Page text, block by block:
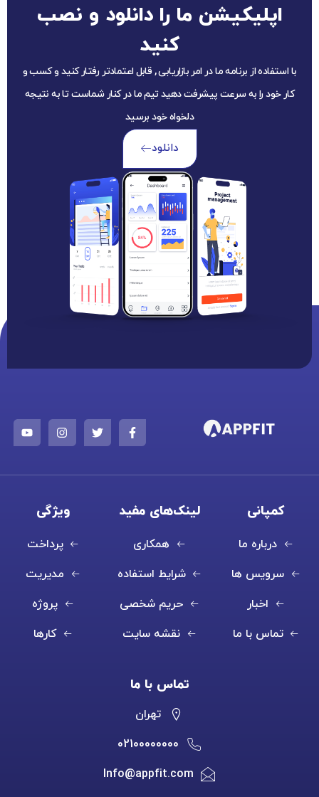
اپلیکیشن ما را دانلود و نصب
کنید
با استفاده از برنامه ما در امر بازاریابی , قابل اعتمادتر رفتار کنید و کسب و
کار خود را به سرعت پیشرفت دهید تیم ما در کنار شماست تا به نتیجه
دلخواه خود برسید
دانلود
کمپانی
درباره ما
سرویس ها
اخبار
تماس با ما
لینک‌های مفید
همکاری
شرایط استفاده
حریم شخصی
نقشه سایت
ویژگی
پرداخت
مدیریت
پروژه
کارها
تماس با ما
تهران
02100000000
Info@appfit.com